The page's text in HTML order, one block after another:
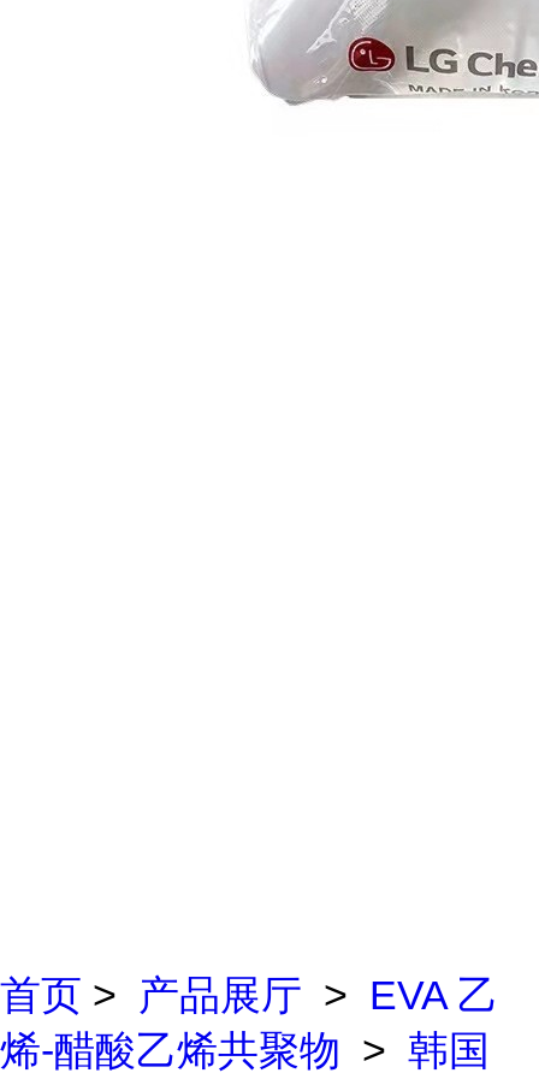
首页 > 产品展厅 > EVA 乙
烯-醋酸乙烯共聚物 > 韩国